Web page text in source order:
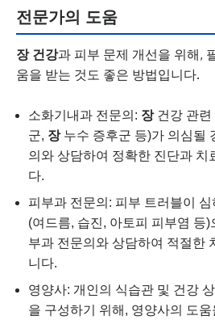
전문가의 도움
장 건강과 피부 문제 개선을 위해,
움을 받는 것도 좋은 방법입니다.
소화기내과 전문의: 장건강 관련
군, 장누수 증후군 등)가 의심될
의와 상담하여 정확한 진단과 치
다.
피부과 전문의: 피부 트러블이
(여드름, 습진, 아토피 피부염 등)
부과 전문의와 상담하여 적절한
니다.
영양사: 개인의 식습관 및 건강
을 구성하기 위해, 영양사의 도